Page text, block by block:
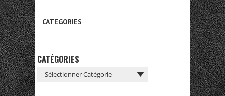
CATEGORIES
CATÉGORIES